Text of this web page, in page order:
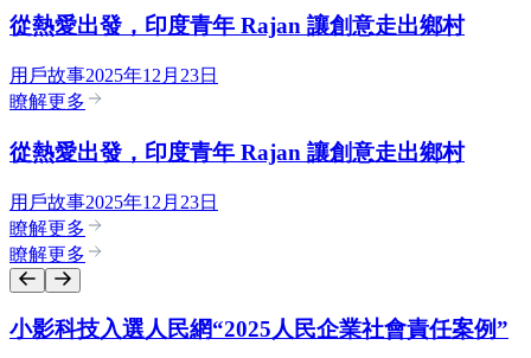
從熱愛出發，印度青年 Rajan 讓創意走出鄉村
用戶故事2025年12月23日
瞭解更多
從熱愛出發，印度青年 Rajan 讓創意走出鄉村
用戶故事2025年12月23日
瞭解更多
瞭解更多
小影科技入選人民網“2025人民企業社會責任案例”